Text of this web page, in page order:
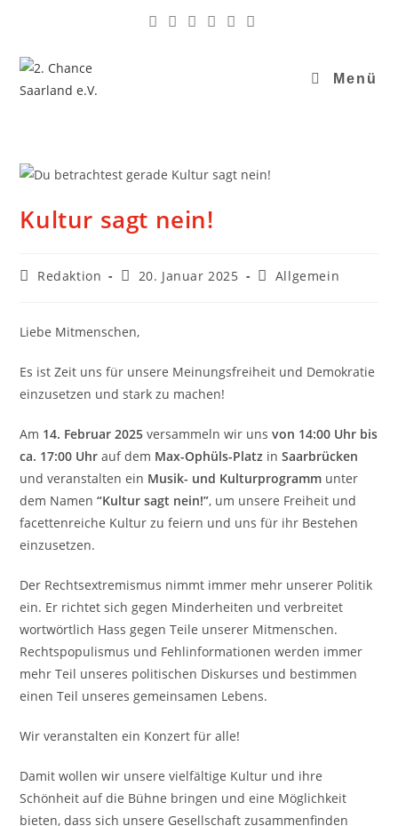
Menü
Kultur sagt nein!
Redaktion 20. Januar 2025 Allgemein
Liebe Mitmenschen,
Es ist Zeit uns für unsere Meinungsfreiheit und Demokratie
einzusetzen und stark zu machen!
Am 14. Februar 2025 versammeln wir unsvon 14:00 Uhr bis
ca. 17:00 Uhr auf dem Max-Ophüls-Platz inSaarbrücken
und veranstalten ein Musik- und Kulturprogramm unter
dem Namen “Kultur sagt nein!”, um unsere Freiheit und
facettenreiche Kultur zu feiern und uns für ihr Bestehen
einzusetzen.
Der Rechtsextremismus nimmt immer mehr unserer Politik
ein. Er richtet sich gegen Minderheiten und verbreitet
wortwörtlich Hass gegen Teile unserer Mitmenschen.
Rechtspopulismus und Fehlinformationen werden immer
mehr Teil unseres politischen Diskurses und bestimmen
einen Teil unseres gemeinsamen Lebens.
Wir veranstalten ein Konzert für alle!
Damit wollen wir unsere vielfältige Kultur und ihre
Schönheit auf die Bühne bringen und eine Möglichkeit
bieten, dass sich unsere Gesellschaft zusammenfinden